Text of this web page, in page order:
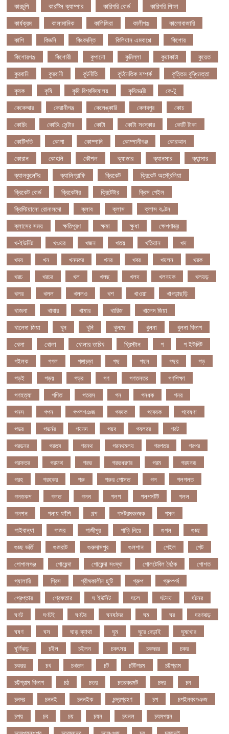
কারচুপি
কারটিস ক্যাম্পার কারিগরি বোর্ড
কারিগরি শিক্ষা
কার্যক্রম
কালামানিক কালিজিরা কালীগঞ্জ
কালোবাজারি
কাশি
কিডনি কিংবদন্তি কিলিয়ান এমবাপ্পে
কিশোর
কিশোরগঞ্জ
কিশোরী কুপানো কুমিল্লা কুয়াকাটা
কুয়েত
কুরবানি
কুরবানী কূটনীতি কূটনৈতিক সম্পর্ক
কৃত্তিম বুদ্ধিমত্তা
কৃষক
কৃষি কৃষি বিশ্ববিদ্যালয় কৃষিমন্ত্রী
কে-টু
কেকেআর
কেরানীগঞ্জ কেলেঙ্কারি কেশবপুর
কোচ
কোচিং
কোচিং সেন্টার কোটা কোটা সংস্কার
কোটি টাকা
কোটিপতি
কোপা কোম্পানি কোম্পানীগঞ্জ
কোরআন
কোরান
কোহলি কৌশল ক্যাডার ক্যানসার
ক্যান্সার
ক্যালকুলেটর
ক্যালিগ্রাফি ক্রিকেট
ক্রিকেট অস্ট্রেলিয়া
ক্রিকেট বোর্ড
ক্রিকেটার ক্রিটেটার
ক্রিস গেইল
ক্রিস্টিয়ানো রোনালদো
ক্লাব ক্লাস
ক্লাস বণ্টন
ক্লাসের সময়
ক্ষতিপূরণ ক্ষমা ক্ষুধা
ক্ষেপণাস্ত্র
খ-ইউনিট
খওয়র খজন খতয় খতিয়ান
খদ
খদয
খন খনদকর খনর খবর খয়লন
খরক
খরচ
খরচর খল খলছ খলদ খলনয়ক
খলয়ড়
খলর
খলল খললও খশ খাওয়া
খাগড়াছড়ি
খাজনা
খাবার খামার খারিজ
খালেদ জিয়া
খালেদা জিয়া
খুন খুনি খুলছে খুলনা
খুলনা বিভাগ
খেলা
খোলা খোলার তারিখ খ্রিস্টান গ
গ ইউনিট
গইলক
গগল গঙ্গাচড়া গছ গছন গছর
গড়
গড়ই
গড়য় গড়র গণ গণতনতর
গণশিক্ষা
গণহত্যা
গণিত গতরস গন গনধক
গনর
গনস
গপন গপলগঞজ গবষক গবেষক
গবেষণা
গভর
গভর্নর গয়নদ গয়ব গযলরর
গরট
গরডনর
গরতব গরনথ গরনথমলয় গরপতর
গরপর
গরফতর
গরফথ গরভ গরভধরণর গরম
গরযনড
গরহ
গরহকর গরু গরুর গোসত গল
গলগলত
গলডকপ
গলত গলন গলপ গলপসটট
গলল
গলশন
গলায় ফাঁশি গল্প গসটরমবভষক
গসল
গাইবান্ধা
গাজর গাজীপুর গাড়ি নিয়ে গুগল
গুচ্ছ
গুচ্ছ ভর্তি
গুজরাট গুরুদাসপুর গুলশান গেইল
গেট
গোপালগঞ্জ
গোয়েন্দা গোয়েন্দা সংস্থা গোলটেবিল বৈঠক
গোশত
গ্যালারি
গ্রিস গ্রীষ্মকালীন ছুটি গ্রুপ
গ্রুপপর্ব
গ্রেপ্তার
গ্রেফতার ঘ ইউনিট ঘচল ঘটনয়
ঘটনর
ঘণট
ঘণটই ঘণটর ঘনষঠদর ঘম ঘর
ঘরণঝড়
ঘষণ
ঘস ঘাড় ব্যাথা ঘুম ঘুরে বেড়াই
ঘুষখোর
ঘূর্ণিঝড়
চইল চইলন চকৎসয় চকদরর
চকর
চকরর
চখ চখতল চট চটটগরম
চট্টগ্রাম
চট্টগ্রাম বিভাগ
চঠ চতর চতরকরমট চদর
চন
চনদর
চননই চননইক চন্দ্রগ্রহণ চপ
চপইনববগঞজ
চপয়
চব চয় চযন চযনল
চযমপয়ন